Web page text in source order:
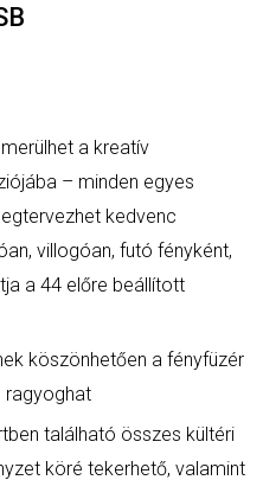
a kreatív
– minden egyes
kedvenc
villogóan, futó fényként,
a 44 előre beállított
köszönhetően a fényfüzér
ragyoghat
található összes kültéri
köré tekerhető, valamint